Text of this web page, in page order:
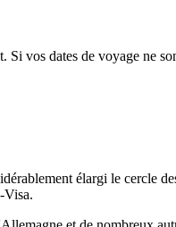
Si vos dates de voyage ne
élargi le cercle
Visa.